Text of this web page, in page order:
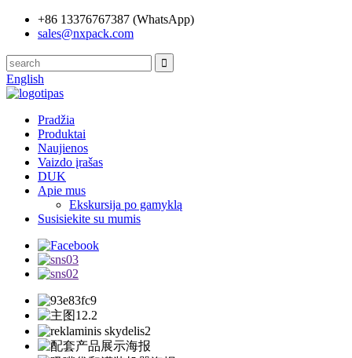
+86 13376767387 (WhatsApp)
sales@nxpack.com
English
Pradžia
Produktai
Naujienos
Vaizdo įrašas
DUK
Apie mus
Ekskursija po gamyklą
Susisiekite su mumis